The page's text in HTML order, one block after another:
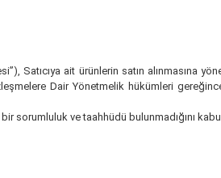
Satıcıya ait ürünlerin satın alınmasına
Dair Yönetmelik hükümleri
sorumluluk ve taahhüdü bulunmadığını